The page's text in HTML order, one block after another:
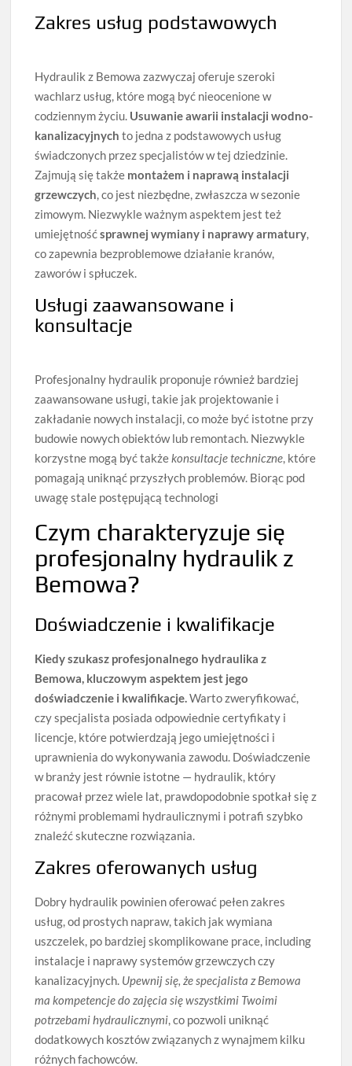
Zakres usług podstawowych
Hydraulik z Bemowa zazwyczaj oferuje szeroki
wachlarz usług, które mogą być nieocenione w
codziennym życiu. Usuwanie awarii instalacji wodno-
kanalizacyjnych to jedna z podstawowych usług
świadczonych przez specjalistów w tej dziedzinie.
Zajmują się także montażem i naprawą instalacji
grzewczych, co jest niezbędne, zwłaszcza w sezonie
zimowym. Niezwykle ważnym aspektem jest też
umiejętnośćsprawnej wymiany i naprawy armatury,
co zapewnia bezproblemowe działanie kranów,
zaworów i spłuczek.
Usługi zaawansowane i
konsultacje
Profesjonalny hydraulik proponuje również bardziej
zaawansowane usługi, takie jak projektowanie i
zakładanie nowych instalacji, co może być istotne przy
budowie nowych obiektów lub remontach. Niezwykle
korzystne mogą być takżekonsultacje techniczne, które
pomagają uniknąć przyszłych problemów. Biorąc pod
uwagę stale postępującą technologi
Czym charakteryzuje się
profesjonalny hydraulik z
Bemowa?
Doświadczenie i kwalifikacje
Kiedy szukasz profesjonalnego hydraulika z
Bemowa, kluczowym aspektem jest jego
doświadczenie i kwalifikacje.Warto zweryfikować,
czy specjalista posiada odpowiednie certyfikaty i
licencje, które potwierdzają jego umiejętności i
uprawnienia do wykonywania zawodu. Doświadczenie
w branży jest równie istotne — hydraulik, który
pracował przez wiele lat, prawdopodobnie spotkał się z
różnymi problemami hydraulicznymi i potrafi szybko
znaleźć skuteczne rozwiązania.
Zakres oferowanych usług
Dobry hydraulik powinien oferować pełen zakres
usług, od prostych napraw, takich jak wymiana
uszczelek, po bardziej skomplikowane prace, including
instalacje i naprawy systemów grzewczych czy
kanalizacyjnych. Upewnij się, że specjalista z Bemowa
ma kompetencje do zajęcia się wszystkimi Twoimi
potrzebami hydraulicznymi, co pozwoli uniknąć
dodatkowych kosztów związanych z wynajmem kilku
różnych fachowców.